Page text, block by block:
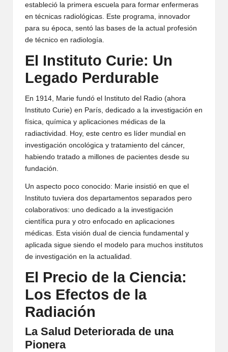
estableció la primera escuela para formar enfermeras
en técnicas radiológicas. Este programa, innovador
para su época, sentó las bases de la actual profesión
de técnico en radiología.
El Instituto Curie: Un
Legado Perdurable
En 1914, Marie fundó el Instituto del Radio (ahora
Instituto Curie) en París, dedicado a la investigación en
física, química y aplicaciones médicas de la
radiactividad. Hoy, este centro es líder mundial en
investigación oncológica y tratamiento del cáncer,
habiendo tratado a millones de pacientes desde su
fundación.
Un aspecto poco conocido: Marie insistió en que el
Instituto tuviera dos departamentos separados pero
colaborativos: uno dedicado a la investigación
científica pura y otro enfocado en aplicaciones
médicas. Esta visión dual de ciencia fundamental y
aplicada sigue siendo el modelo para muchos institutos
de investigación en la actualidad.
El Precio de la Ciencia:
Los Efectos de la
Radiación
La Salud Deteriorada de una
Pionera